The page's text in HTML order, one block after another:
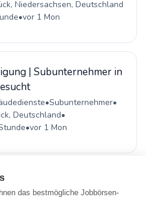
Niedersachsen, Deutschland
•vor 1 Mon
| Subunternehmer in
•Subunternehmer•
Deutschland•
•vor 1 Mon
das bestmögliche Jobbörsen-